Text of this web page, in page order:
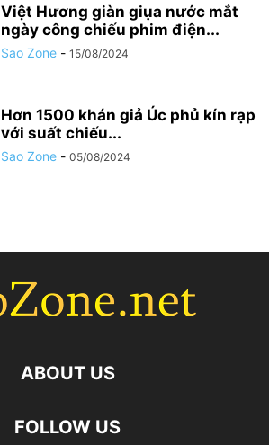
Việt Hương giàn giụa nước mắt
ngày công chiếu phim điện...
Sao Zone - 15/08/2024
Hơn 1500 khán giả Úc phủ kín rạp
với suất chiếu...
Sao Zone - 05/08/2024
ABOUT US
FOLLOW US